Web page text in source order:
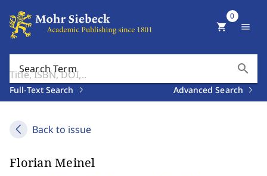
Search Term search
Full-Text Search Advanced Search
shopping_cart
0
menu
Back to issue
Florian Meinel